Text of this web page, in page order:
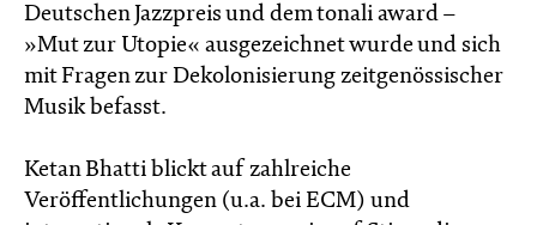
Deutschen Jazzpreis und dem tonali award –
»Mut zur Utopie« ausgezeichnet wurde und sich
mit Fragen zur Dekolonisierung zeitgenössischer
Musik befasst.
Ketan Bhatti blickt auf zahlreiche
Veröffentlichungen (u.a. bei ECM) und